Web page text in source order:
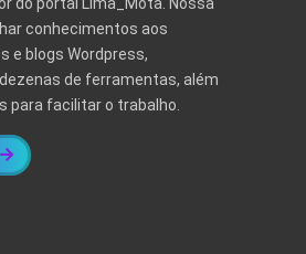
conhecimentos aos
e blogs Wordpress,
de ferramentas, além
para facilitar o trabalho.